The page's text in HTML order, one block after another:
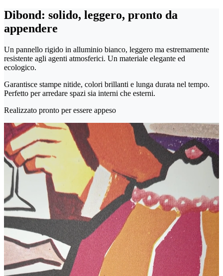
Dibond: solido, leggero, pronto da
appendere
Un pannello rigido in alluminio bianco, leggero ma estremamente
resistente agli agenti atmosferici. Un materiale elegante ed
ecologico.
Garantisce stampe nitide, colori brillanti e lunga durata nel tempo.
Perfetto per arredare spazi sia interni che esterni.
Realizzato pronto per essere appeso